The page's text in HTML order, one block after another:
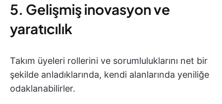
5. Gelişmiş inovasyon ve
yaratıcılık
Takım üyeleri rollerini ve sorumluluklarını net bir
şekilde anladıklarında, kendi alanlarında yeniliğe
odaklanabilirler.